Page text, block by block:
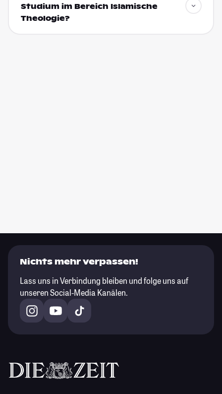
Studium im Bereich Islamische
Theologie?
Nichts mehr verpassen!
Lass uns in Verbindung bleiben und folge uns auf
unseren Social-Media Kanälen.